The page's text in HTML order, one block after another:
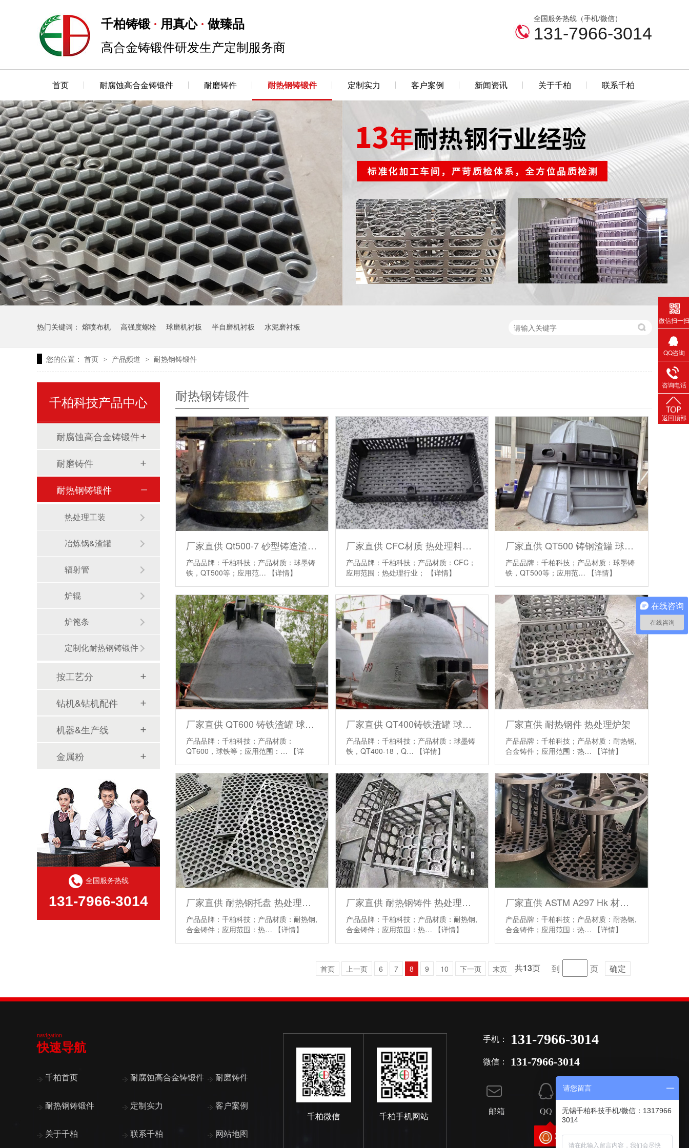
千柏铸锻· 用真心·做臻品
高合金铸锻件研发生产定制服务商
全国服务热线（手机/微信）
131-7966-3014
首页 耐腐蚀高合金铸锻件 耐磨铸件 耐热钢铸锻件 定制实力 客户案例 新闻资讯 关于千柏 联系千柏
热门关键词： 熔喷布机 高强度螺栓 球磨机衬板 半自磨机衬板 水泥磨衬板
您的位置： 首页 > 产品频道 > 耐热钢铸锻件
耐热钢铸锻件
厂家直供 Qt500-7 砂型铸造渣罐 冶金渣罐 — 无锡千柏
产品品牌：千柏科技；产品材质：球墨铸
铁，QT500等；应用范…
【详情】
厂家直供 CFC材质 热处理料框 CFC夹具
产品品牌：千柏科技；产品材质：CFC；
应用范围：热处理行业；
【详情】
厂家直供 QT500 铸钢渣罐 球墨铸铁渣罐
产品品牌：千柏科技；产品材质：球墨铸
铁，QT500等；应用范…
【详情】
厂家直供 QT600 铸铁渣罐 球墨铸铁 渣罐/渣包
产品品牌：千柏科技；产品材质：
QT600，球铁等；应用范围：…
【详
厂家直供 QT400铸铁渣罐 球墨铸铁 渣包
产品品牌：千柏科技；产品材质：球墨铸
铁，QT400-18，Q…
【详情】
厂家直供 耐热钢件 热处理炉架
产品品牌：千柏科技；产品材质：耐热钢,
合金铸件；应用范围：热…
【详情】
厂家直供 耐热钢托盘 热处理料架
产品品牌：千柏科技；产品材质：耐热钢,
合金铸件；应用范围：热…
【详情】
厂家直供 耐热钢铸件 热处理材料框
产品品牌：千柏科技；产品材质：耐热钢,
合金铸件；应用范围：热…
【详情】
厂家直供 ASTM A297 Hk 材质 坑式炉篮 耐热钢铸件
产品品牌：千柏科技；产品材质：耐热钢,
合金铸件；应用范围：热…
【详情】
首页 上一页 6 7 8 9 10 下一页 末页 共13页 到 页 确定
千柏科技产品中心
耐腐蚀高合金铸锻件
耐磨铸件
耐热钢铸锻件
热处理工装
冶炼锅&渣罐
辐射管
炉辊
炉篦条
定制化耐热钢铸锻件
按工艺分
钻机&钻机配件
机器&生产线
金属粉
全国服务热线
131-7966-3014
手机： 131-7966-3014
微信： 131-7966-3014
邮箱 QQ
3101288924
地址
navigation
快速导航
千柏首页 耐腐蚀高合金铸锻件 耐磨铸件
耐热钢铸锻件 定制实力 客户案例
关于千柏 联系千柏 网站地图
千柏微信 千柏手机网站
微信扫一扫
QQ咨询
咨询电话
返回顶部
在线咨询
在线咨询
请您留言
无锡千柏科技手机/微信：1317966
3014